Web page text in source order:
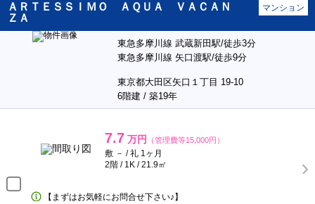
ＡＲＴＥＳＳＩＭＯ ＡＱＵＡ ＶＡＣＡＮ
ＺＡ
マンション
東急多摩川線 武蔵新田駅/徒歩3分
東急多摩川線 矢口渡駅/徒歩9分
東京都大田区矢口１丁目 19-10
6階建 / 築19年
7.7 万円 （管理費等15,000円）
敷 － / 礼 1ヶ月
2階 / 1K / 21.9㎡
【まずはお気軽にお問合せ下さい♪】